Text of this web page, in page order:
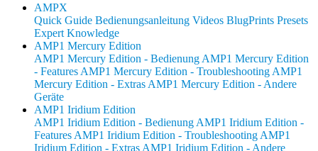
AMPX
Quick Guide Bedienungsanleitung Videos BlugPrints Presets
Expert Knowledge
AMP1 Mercury Edition
AMP1 Mercury Edition - Bedienung AMP1 Mercury Edition
- Features AMP1 Mercury Edition - Troubleshooting AMP1
Mercury Edition - Extras AMP1 Mercury Edition - Andere
Geräte
AMP1 Iridium Edition
AMP1 Iridium Edition - Bedienung AMP1 Iridium Edition -
Features AMP1 Iridium Edition - Troubleshooting AMP1
Iridium Edition - Extras AMP1 Iridium Edition - Andere